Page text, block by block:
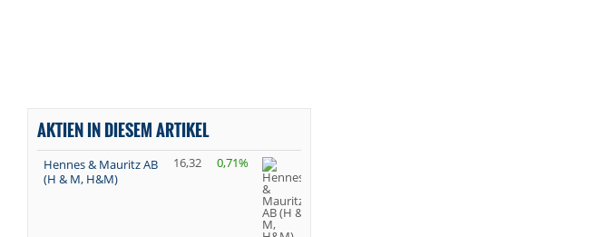
AKTIEN IN DIESEM ARTIKEL
Hennes & Mauritz AB
(H & M, H&M)
16,32 0,71%